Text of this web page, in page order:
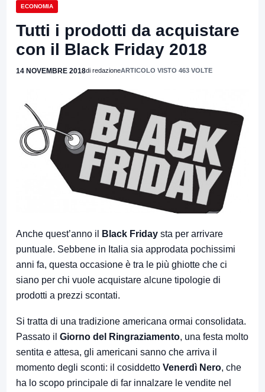
ECONOMIA
Tutti i prodotti da acquistare
con il Black Friday 2018
14 NOVEMBRE 2018di redazioneARTICOLO VISTO 463 VOLTE
Anche quest’anno il Black Friday sta per arrivare
puntuale. Sebbene in Italia sia approdata pochissimi
anni fa, questa occasione è tra le più ghiotte che ci
siano per chi vuole acquistare alcune tipologie di
prodotti a prezzi scontati.
Si tratta di una tradizione americana ormai consolidata.
Passato il Giorno del Ringraziamento, una festa molto
sentita e attesa, gli americani sanno che arriva il
momento degli sconti: il cosiddetto Venerdì Nero, che
ha lo scopo principale di far innalzare le vendite nel